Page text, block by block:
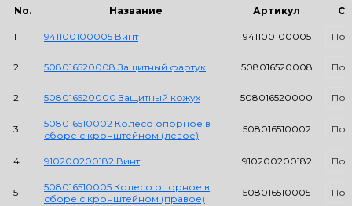
No.
Название Артикул
1 941100100005 Винт 941100100005
2 508016520008 Защитный фартук 508016520008
2 508016520000 Защитный кожух 508016520000
3
508016510002 Колесо опорное в
сборе с кронштейном (левое)
508016510002
4 910200200182 Винт 910200200182
5
508016510005 Колесо опорное в
сборе с кронштейном (правое)
508016510005